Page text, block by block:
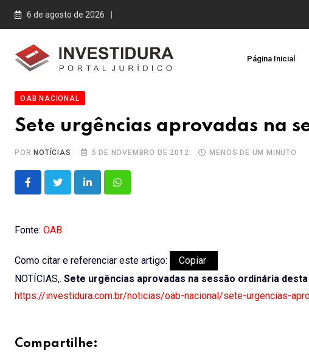
Skip
6 de agosto de 2026
Página Inicial
OAB NACIONAL
Sete urgências aprovadas na
PORNOTÍCIAS 5 DE NOVEMBRO DE 2012 MENOS DE UM MINUTO
LinkedInWhatsapp
Fonte: OAB
Como citar e referenciar este artigo:
Copiar
NOTÍCIAS,. Sete urgências aprovadas na sessão ordinária desta
https://investidura.com.br/noticias/oab-nacional/sete-urgencias-
Compartilhe: